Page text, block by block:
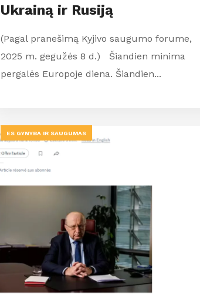
Ukrainą ir Rusiją
(Pagal pranešimą Kyjivo saugumo forume,
2025 m. gegužės 8 d.) Šiandien minima
pergalės Europoje diena. Šiandien...
ES GYNYBA IR SAUGUMAS